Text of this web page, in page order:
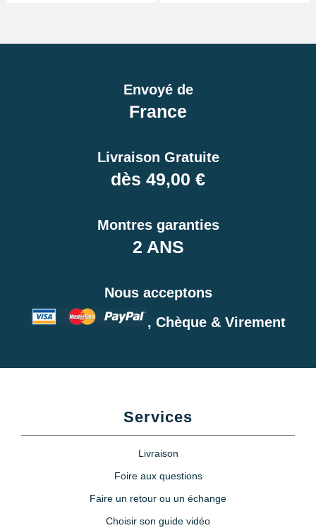
Envoyé de
France
Livraison Gratuite
dès 49,00 €
Montres garanties
2 ANS
Nous acceptons
, Chèque & Virement
Services
Livraison
Foire aux questions
Faire un retour ou un échange
Choisir son guide vidéo